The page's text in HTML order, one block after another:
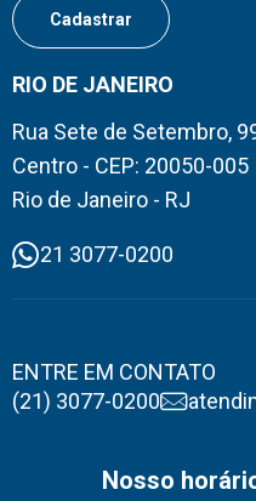
RIO DE JANEIRO
Rua Sete de Setembro,
Centro - CEP: 20050-005
Rio de Janeiro - RJ
21 3077-0200
ENTRE EM CONTATO
(21) 3077-0200
Nosso